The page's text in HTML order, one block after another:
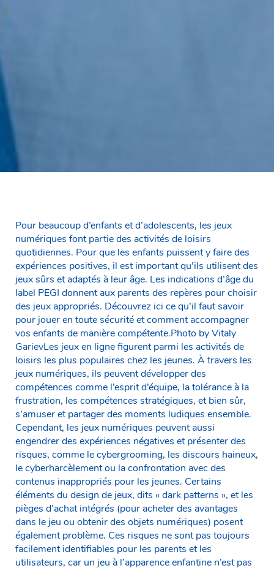
Pour beaucoup d’enfants et d’adolescents, les jeux
numériques font partie des activités de loisirs
quotidiennes. Pour que les enfants puissent y faire des
expériences positives, il est important qu’ils utilisent des
jeux sûrs et adaptés à leur âge. Les indications d’âge du
label PEGI donnent aux parents des repères pour choisir
des jeux appropriés. Découvrez ici ce qu’il faut savoir
pour jouer en toute sécurité et comment accompagner
vos enfants de manière compétente.Photo by Vitaly
GarievLes jeux en ligne figurent parmi les activités de
loisirs les plus populaires chez les jeunes. À travers les
jeux numériques, ils peuvent développer des
compétences comme l’esprit d’équipe, la tolérance à la
frustration, les compétences stratégiques, et bien sûr,
s’amuser et partager des moments ludiques ensemble.
Cependant, les jeux numériques peuvent aussi
engendrer des expériences négatives et présenter des
risques, comme le cybergrooming, les discours haineux,
le cyberharcèlement ou la confrontation avec des
contenus inappropriés pour les jeunes. Certains
éléments du design de jeux, dits « dark patterns », et les
pièges d’achat intégrés (pour acheter des avantages
dans le jeu ou obtenir des objets numériques) posent
également problème. Ces risques ne sont pas toujours
facilement identifiables pour les parents et les
utilisateurs, car un jeu à l’apparence enfantine n’est pas